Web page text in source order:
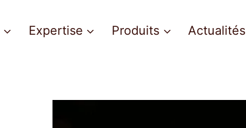
Expertise Produits Actualités